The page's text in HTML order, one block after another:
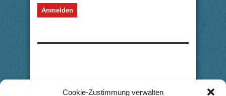
Cookie-Zustimmung verwalten